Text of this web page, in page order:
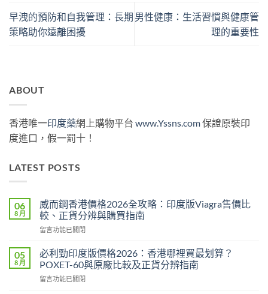
早洩的預防和自我管理：長期
策略助你遠離困擾
男性健康：生活習慣與健康管
理的重要性
ABOUT
香港唯一印度藥網上購物平台 www.Yssns.com保證原裝印
度進口，假一罰十！
LATEST POSTS
06
8 月
威而鋼香港價格2026全攻略：印度版Viagra售價比
較、正貨分辨與購買指南
在
而
鋼
香
港
留言功能已關閉
05
8 月
必利勁印度版價格2026：香港哪裡買最划算？
POXET-60與原廠比較及正貨分辨指南
在
留言功能已關閉